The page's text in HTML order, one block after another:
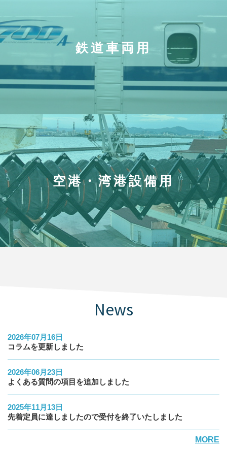
鉄道車両用
空港・湾港設備用
News
2026年07月16日
コラムを更新しました
2026年06月23日
よくある質問の項目を追加しました
2025年11月13日
先着定員に達しましたので受付を終了いたしました
MORE